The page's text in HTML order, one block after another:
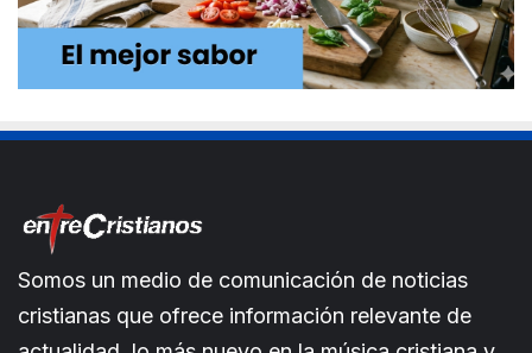
Somos un medio de comunicación de noticias
cristianas que ofrece información relevante de